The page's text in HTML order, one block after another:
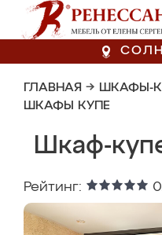
ГЛАВНАЯ → ШКАФЫ-
ШКАФЫ КУПЕ
Шкаф-
Рейтинг: